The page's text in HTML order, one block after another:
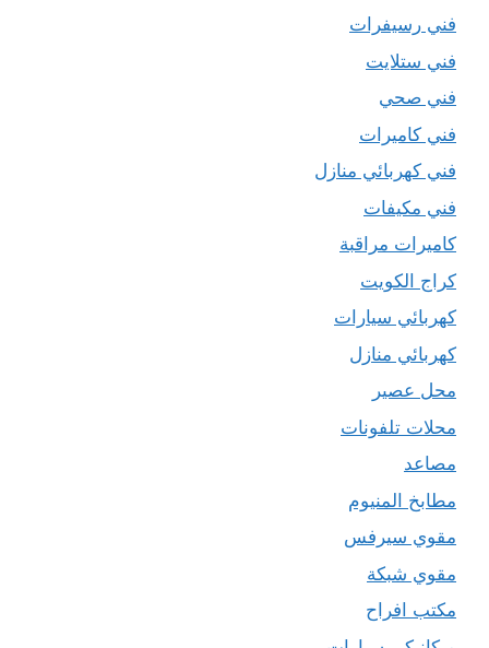
فني رسيفرات
فني ستلايت
فني صحي
فني كاميرات
فني كهربائي منازل
فني مكيفات
كاميرات مراقبة
كراج الكويت
كهربائي سيارات
كهربائي منازل
محل عصير
محلات تلفونات
مصاعد
مطابخ المنيوم
مقوي سيرفس
مقوي شبكة
مكتب افراح